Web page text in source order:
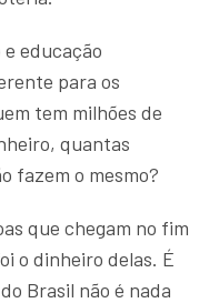
educação
para os
tem milhões de
quantas
fazem o mesmo?
que chegam no fim
o dinheiro delas. É
Brasil não é nada